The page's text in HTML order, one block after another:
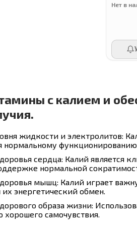
Нет в
с калием и
жидкости и электролитов:
нормальному функционированию
сердца: Калий является
нормальной
мышц: Калий играет
энергетический обмен.
образа жизни:
самочувствия.